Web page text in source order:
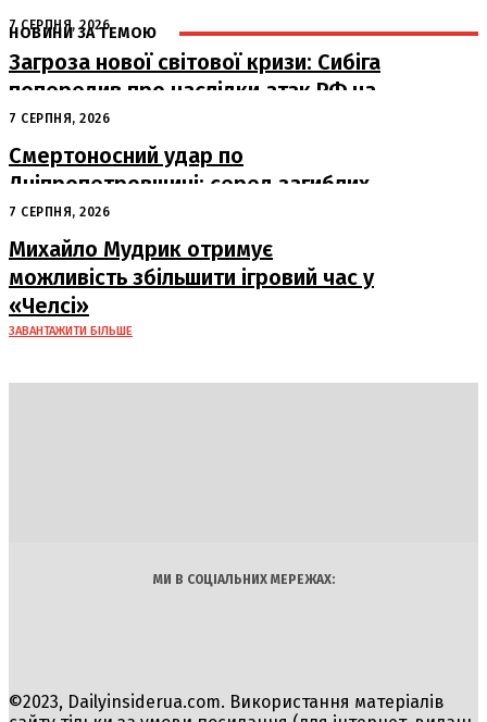
НОВИНИ ЗА ТЕМОЮ
7 СЕРПНЯ, 2026
Загроза нової світової кризи: Сибіга
попередив про наслідки атак РФ на
судна
7 СЕРПНЯ, 2026
Смертоносний удар по
Дніпропетровщині: серед загиблих
– працівники «Укрпошти»
7 СЕРПНЯ, 2026
Михайло Мудрик отримує
можливість збільшити ігровий час у
«Челсі»
ЗАВАНТАЖИТИ БІЛЬШЕ
МИ В СОЦІАЛЬНИХ МЕРЕЖАХ:
©2023, Dailyinsiderua.com. Використання матеріалів